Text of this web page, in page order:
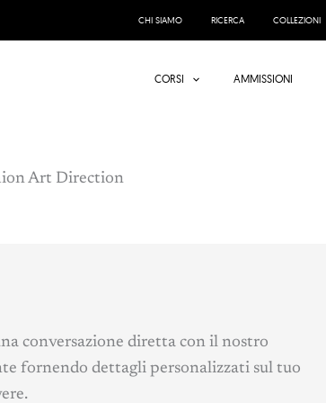
CHI SIAMO RICERCA COLLEZIONI
CORSI AMMISSIONI
Art Direction
conversazione diretta con il nostro
fornendo dettagli personalizzati sul tuo